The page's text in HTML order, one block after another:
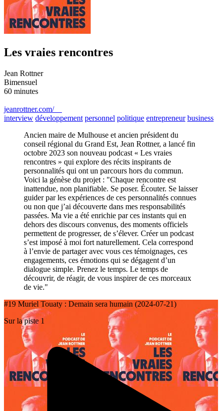
Les vraies rencontres
Jean Rottner
Bimensuel
60 minutes
jeanrottner.com/
interview développement personnel politique entrepreneur business
Ancien maire de Mulhouse et ancien président du
conseil régional du Grand Est, Jean Rottner, a lancé fin
octobre 2023 son nouveau podcast « Les vraies
rencontres » qui explore des récits inspirants de
personnalités qui ont un parcours hors du commun.
Voici la génèse du projet : "Chaque rencontre est
inattendue, non planifiable. Se poser. Écouter. Se laisser
guider par les expériences de ces personnalités connues
ou non que j’ai découverte dans mes responsabilités
passées. Ma vie a été enrichie par ces instants qui en
dehors des discours convenus, des moments officiels
permettent de progresser, de s’élever. Créer un podcast
s’est imposé à moi fort naturellement. Cela correspond
à l’envie de partager avec vous ces témoignages, ces
engagements, ces émotions qui se dégagent d’un
dialogue simple. Prenez le temps. Le temps de
découvrir, de réagir, de vous inspirer de ces morceaux
de vie."
#19 Muriel Touaty : Demain sera humain (2024-07-21)
Sur la piste 1